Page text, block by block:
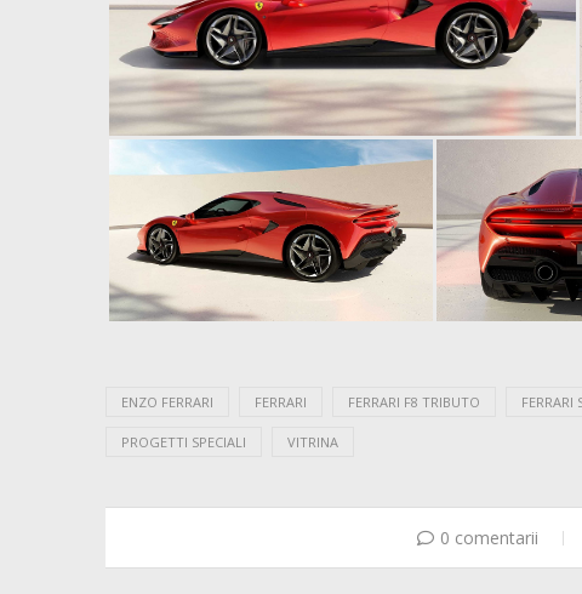
ENZO FERRARI FERRARI FERRARI F8 TRIBUTO FERRARI
PROGETTI SPECIALI VITRINA
0 comentarii